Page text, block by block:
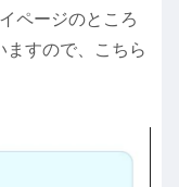
ページのところ
ますので、こちら